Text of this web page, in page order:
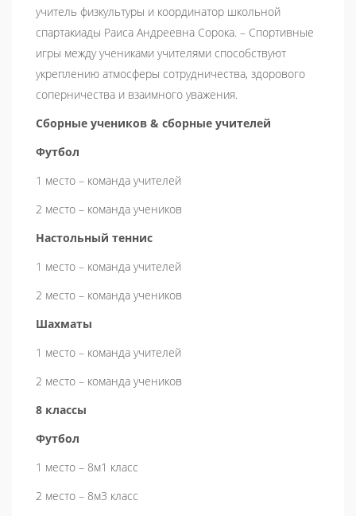
учитель физкультуры и координатор школьной
спартакиады Раиса Андреевна Сорока. – Спортивные
игры между учениками учителями способствуют
укреплению атмосферы сотрудничества, здорового
соперничества и взаимного уважения.
Сборные учеников & сборные учителей
Футбол
1 место – команда учителей
2 место – команда учеников
Настольный теннис
1 место – команда учителей
2 место – команда учеников
Шахматы
1 место – команда учителей
2 место – команда учеников
8 классы
Футбол
1 место – 8м1 класс
2 место – 8м3 класс